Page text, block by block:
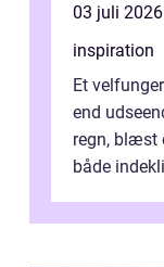
03 juli 2026
inspiration
Et
end
regn, blæst
både